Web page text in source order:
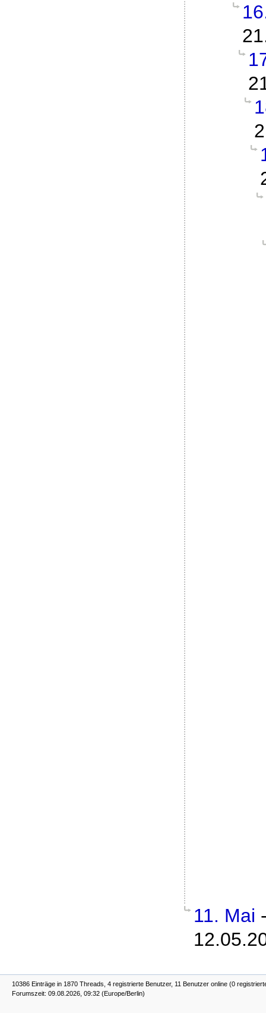
11. Mai
10386 Einträge in 1870 Threads, 4 registrierte Benutzer, 11 Benutzer online (0
Forumszeit: 09.08.2026, 09:32 (Europe/Berlin)